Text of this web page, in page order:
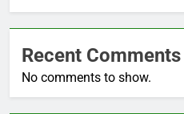
Recent Comments
No comments to show.